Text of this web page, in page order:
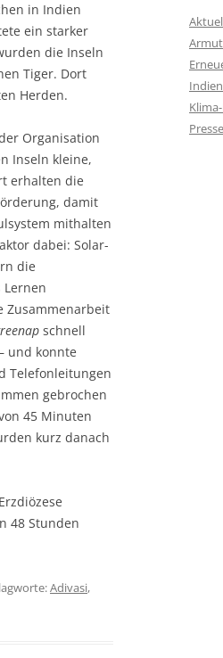
in Indien
ein starker
die Inseln
Tiger. Dort
Herden.
Organisation
Inseln kleine,
erhalten die
damit
mithalten
dabei: Solar-
die
Lernen
Zusammenarbeit
schnell
und konnte
Telefon­leitungen
gebrochen
45 Minuten
kurz danach
48 Stunden
Adivasi,
Indien